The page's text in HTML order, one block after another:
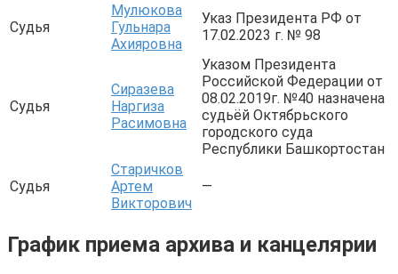
Судья
Мулюкова
Гульнара
Ахияровна
Указ Президента РФ от
17.02.2023 г. № 98
Судья
Сиразева
Наргиза
Расимовна
Указом Президента
Российской Федерации от
08.02.2019г. №40 назначена
судьёй Октябрьского
городского суда
Республики Башкортостан
Судья
Старичков
Артем
Викторович
—
График приема архива и канцелярии